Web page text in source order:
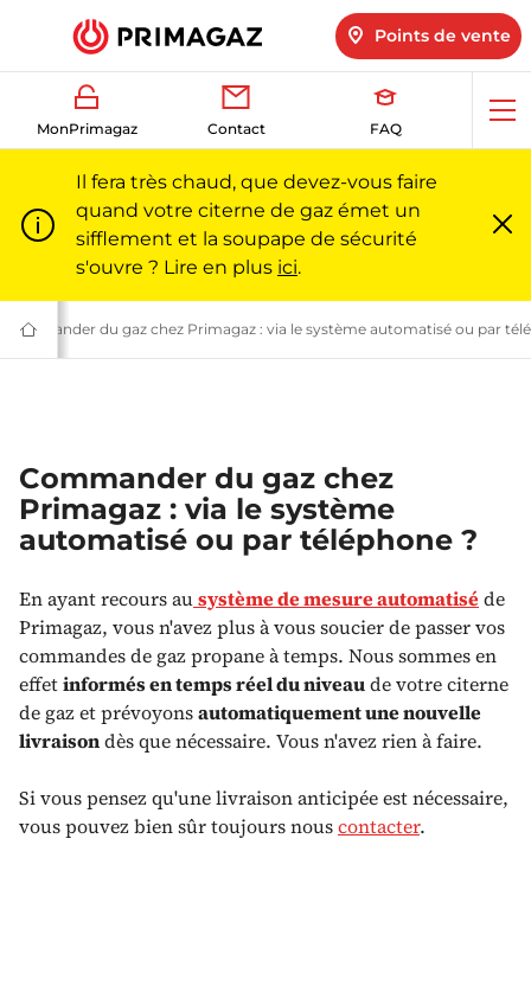
Points de vente
MonPrimagaz Contact FAQ
Il fera très chaud, que devez-vous faire
quand votre citerne de gaz émet un
sifflement et la soupape de sécurité
s'ouvre ? Lire en plus ici.
Du
gaz
Primagaz
de gaz propane | Primagaz
questions sur Primagaz en tant que fournisseur de gaz ? | Primagaz
Commander du gaz chez Primagaz : via le système automatisé ou par
Commander du gaz chez
Primagaz : via le système
automatisé ou par téléphone ?
En ayant recours ausystème de mesure automatisé de
Primagaz, vous n'avez plus à vous soucier de passer vos
commandes de gaz propane à temps. Nous sommes en
effetinformés en temps réel du niveaude votre citerne
de gaz et prévoyonsautomatiquement une nouvelle
livraisondès que nécessaire. Vous n'avez rien à faire.
Si vous pensez qu'une livraison anticipée est nécessaire,
vous pouvez bien sûr toujours nouscontacter.